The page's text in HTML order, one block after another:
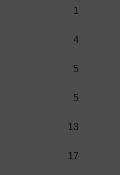
1
4
5
5
13
17